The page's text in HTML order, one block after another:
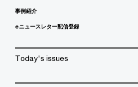
事例紹介
eニュースレター配信登録
Today's issues